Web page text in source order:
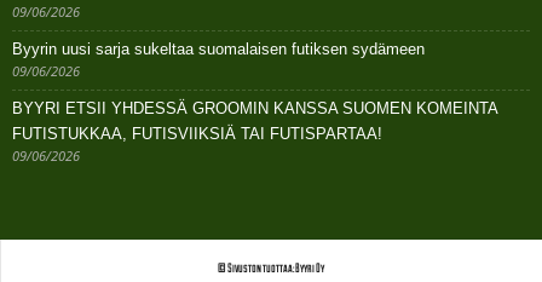
09/06/2026
Byyrin uusi sarja sukeltaa suomalaisen futiksen sydämeen
09/06/2026
BYYRI ETSII YHDESSÄ GROOMIN KANSSA SUOMEN KOMEINTA
FUTISTUKKAA, FUTISVIIKSIÄ TAI FUTISPARTAA!
09/06/2026
© Sivuston tuottaa: Byyri Oy